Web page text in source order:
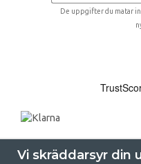
De uppgifter du matar
Vi skräddarsyr din